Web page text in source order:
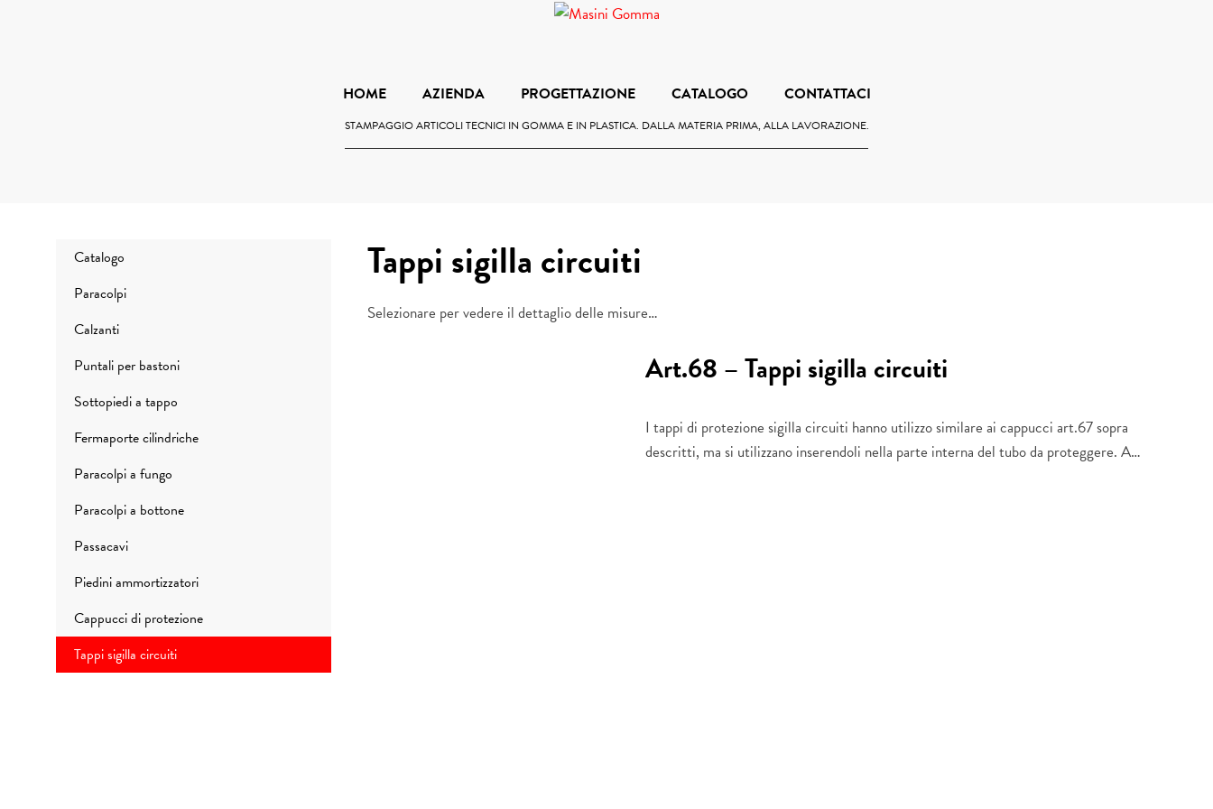
HOME AZIENDA PROGETTAZIONE CATALOGO CONTATTACI
STAMPAGGIO ARTICOLI TECNICI IN GOMMA E IN PLASTICA. DALLA MATERIA PRIMA, ALLA LAVORAZIONE.
Tappi sigilla circuiti
Selezionare per vedere il dettaglio delle misure…
Art.68 – Tappi sigilla circuiti
I tappi di protezione sigilla circuiti hanno utilizzo similare ai cappucci art.67 sopra
descritti, ma si utilizzano inserendoli nella parte interna del tubo da proteggere. A…
Catalogo
Paracolpi
Calzanti
Puntali per bastoni
Sottopiedi a tappo
Fermaporte cilindriche
Paracolpi a fungo
Paracolpi a bottone
Passacavi
Piedini ammortizzatori
Cappucci di protezione
Tappi sigilla circuiti